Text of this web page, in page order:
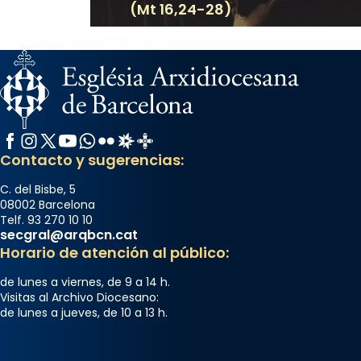
Share
Arquebisbat de Barcelona
2 weeks ago
Memòria de les santes Juliana i
Semproniana, verges i màrtirs.
Acompanyant la història de sant Cugat, a
partir de l’Edat Mitjana sorgeix la tradició
que les santes Juliana (“relatiu a Júlia”) i
Semproniana (“relatiu a Semprònia =
eterna”) són deixebles seves. I l’any 1667, el
frare Joan Gaspar Roig, afirma en una obra
que les santes són filles de l’antiga Iluro.
Mataró en reivindicarà les relíq
...Ver más
(Mt 16,24-28)
Facebook
Instagram
X / Twitter
YouTube
WhatsApp
FlickrRadio Estel
Catalunya Cristiana
Contacto y sugerencias:
C. del Bisbe, 5
08002 Barcelona
Telf. 93 270 10 10
secgral@arqbcn.cat
Horario de atención al público:
de lunes a viernes, de 9 a 14 h.
Visitas al Archivo Diocesano:
de lunes a jueves, de 10 a 13 h.